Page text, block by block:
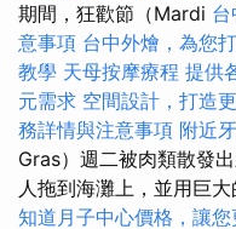
期間，狂歡節（Mardi
意事項 台中外燴，為您
教學 天母按摩療程 提供
元需求 空間設計，打造
務詳情與注意事項 附近
Gras）週二被肉類散發
人拖到海灘上，並用巨大
知道月子中心價格，讓